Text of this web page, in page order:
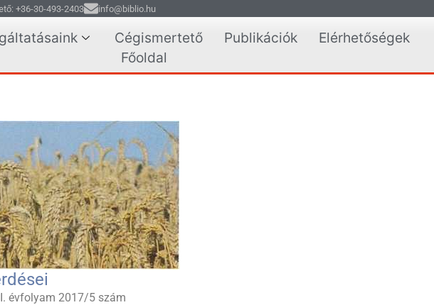
+36-30-493-2403 info@biblio.hu
Cégismertető Publikációk
Elérhetőségek
Főoldal
évfolyam 2017/5 szám